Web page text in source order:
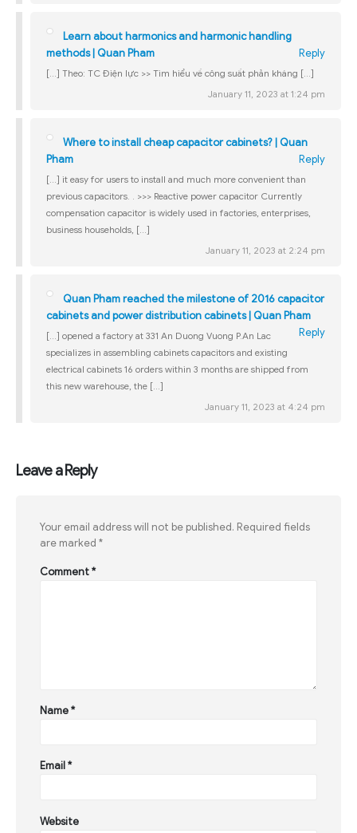
Learn about harmonics and harmonic handling
methods | Quan Pham
Reply
[…] Theo: TC Điện lực >> Tìm hiểu về công suất phản kháng […]
January 11, 2023 at 1:24 pm
Where to install cheap capacitor cabinets? | Quan
Pham
Reply
[…] it easy for users to install and much more convenient than
previous capacitors. . >>> Reactive power capacitor Currently
compensation capacitor is widely used in factories, enterprises,
business households, […]
January 11, 2023 at 2:24 pm
Quan Pham reached the milestone of 2016 capacitor
cabinets and power distribution cabinets | Quan Pham
Reply
[…] opened a factory at 331 An Duong Vuong P.An Lac
specializes in assembling cabinets capacitors and existing
electrical cabinets 16 orders within 3 months are shipped from
this new warehouse, the […]
January 11, 2023 at 4:24 pm
Leave a Reply
Your email address will not be published. Required fields
are marked *
Comment*
Name*
Email*
Website